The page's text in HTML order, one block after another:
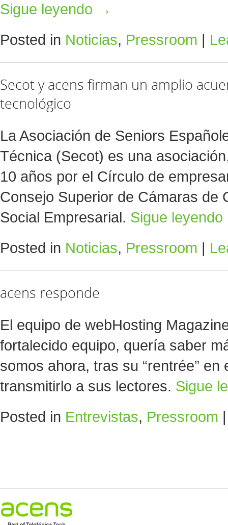
Sigue leyendo →
Posted in Noticias, Pressroom |
Secot y acens firman un amplio
tecnológico
La Asociación de Seniors
Técnica (Secot) es una
10 años por el Círculo de
Consejo Superior de Cámaras de
Social Empresarial. Sigue leyendo
Posted in Noticias, Pressroom |
acens responde
El equipo de webHosting
fortalecido equipo, quería saber
somos ahora, tras su “rentrée” en
transmitirlo a sus lectores. Sigue
Posted in Entrevistas, Pressroom |